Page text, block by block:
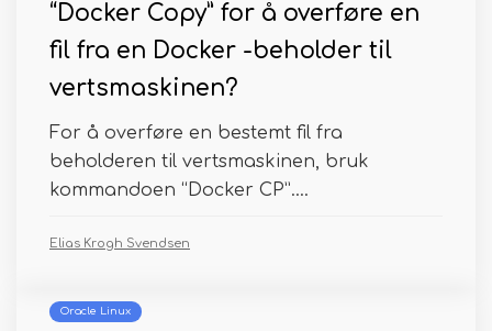
“Docker Copy” for å overføre en
fil fra en Docker -beholder til
vertsmaskinen?
For å overføre en bestemt fil fra
beholderen til vertsmaskinen, bruk
kommandoen “Docker CP”....
Elias Krogh Svendsen
Oracle Linux